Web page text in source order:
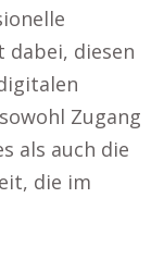
diesen
Zugang
als auch die
die im